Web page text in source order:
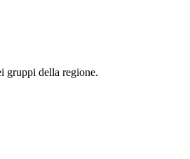
gruppi della regione.